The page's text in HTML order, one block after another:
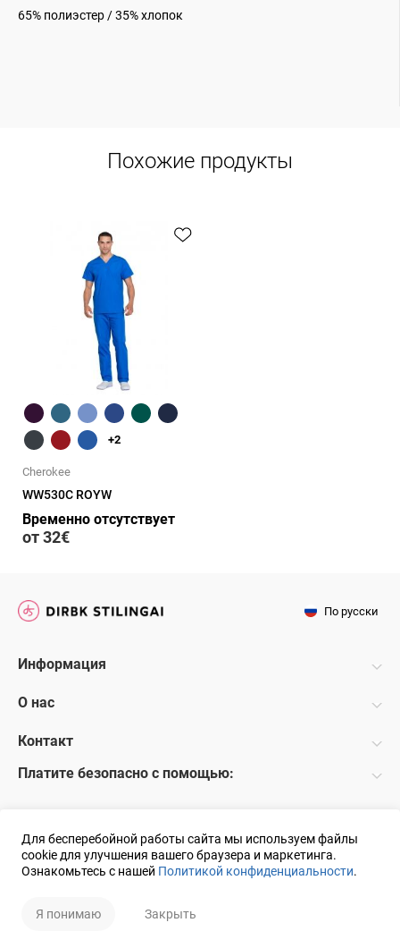
65% полиэстер / 35% хлопок
Похожие продукты
Быстрый обзор
+2
Cherokee
WW530C ROYW
Временно отсутствует
от 32€
Информация
О нас
Контакт
Платите безопасно с помощью:
© 2018 UAB DS Решение:ELECTRONIC LAB
По русски
Для бесперебойной работы сайта мы используем файлы
cookie для улучшения вашего браузера и маркетинга.
Ознакомьтесь с нашей Политикой конфиденциальности.
Я понимаю Закрыть